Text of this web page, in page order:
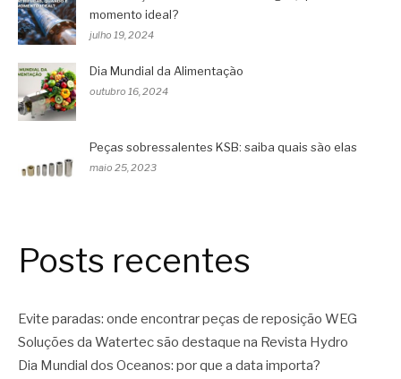
momento ideal?
julho 19, 2024
Dia Mundial da Alimentação
outubro 16, 2024
Peças sobressalentes KSB: saiba quais são elas
maio 25, 2023
Posts recentes
Evite paradas: onde encontrar peças de reposição WEG
Soluções da Watertec são destaque na Revista Hydro
Dia Mundial dos Oceanos: por que a data importa?